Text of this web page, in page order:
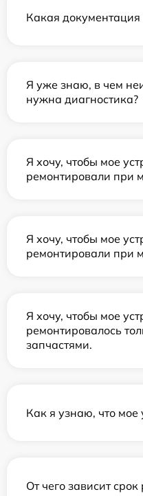
Какая документация
Я уже знаю, в чем
нужна диагностика?
Я хочу, чтобы мое
ремонтировали при
Я хочу, чтобы мое
ремонтировали при
Я хочу, чтобы мое
ремонтировалось
запчастями.
Как я узнаю, что мое
От чего зависит